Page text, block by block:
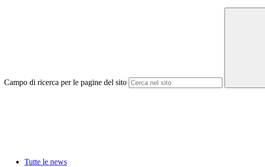
Campo di ricerca per le pagine del sito
Tutte le news